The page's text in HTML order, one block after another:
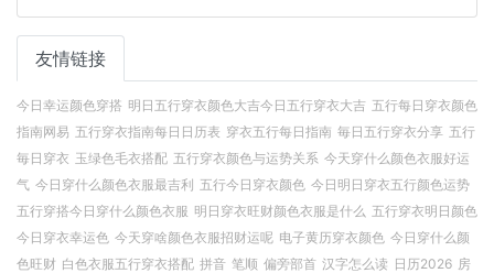
友情链接
今日幸运颜色穿搭 明日五行穿衣颜色大吉今日五行穿衣大吉 五行每日穿衣颜色
指南网易 五行穿衣指南每日日历表 穿衣五行每日指南 毎日五行穿衣分享 五行
毎日穿衣 玉绿色毛衣搭配 五行穿衣颜色与运势关系 今天穿什么颜色衣服好运
气 今日穿什么颜色衣服最吉利 五行今日穿衣颜色 今日明日穿衣五行颜色运势
五行穿搭今日穿什么颜色衣服 明日穿衣旺财颜色衣服是什么 五行穿衣明日颜色
今日穿衣幸运色 今天穿啥颜色衣服招财运呢 电子黄历穿衣颜色 今日穿什么颜
色旺财 白色衣服五行穿衣搭配 拼音 笔顺 偏旁部首 汉字怎么读 日历2026 房